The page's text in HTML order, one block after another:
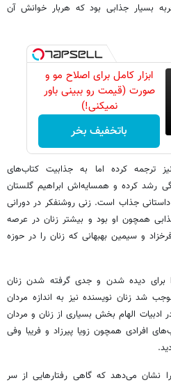
بسیار جذابی بود که هربار خوانش آن
ابزار کامل برای اصلاح مو و
صورت (قیمت رو ببینی باور
نمیکنی!)
باتخفیف بخر
ترجمه کرده اما به جذابیت کتاب‌های
رشد کرده و همسایه‌اش ابراهیم گلستان
جذاب است. زنی روشنفکر در دورانی
همچون او بود و بیشتر زنان در عرصه
و سیمین بهبهانی که زنان را در حوزه
برای دیده شدن و جدی گرفته شدن زنان
شد زنان نویسنده نیز به اندازه مردان
الهام بخش بسیاری از زنان و مردان
افرادی همچون زویا پیرزاد و فریبا وفی
می‌دهد که گاهی رفتارهایی از سر